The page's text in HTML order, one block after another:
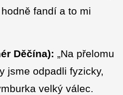
fandí a to mi
Děčína): „Na přelomu
jsme odpadli fyzicky,
velký válec.